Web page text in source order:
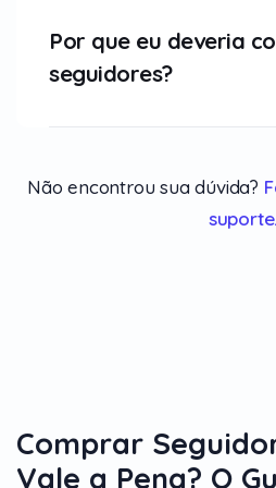
Por que eu deveria
seguidores?
Não encontrou sua dúvida?
suporte.
Comprar
Vale a Pena? O